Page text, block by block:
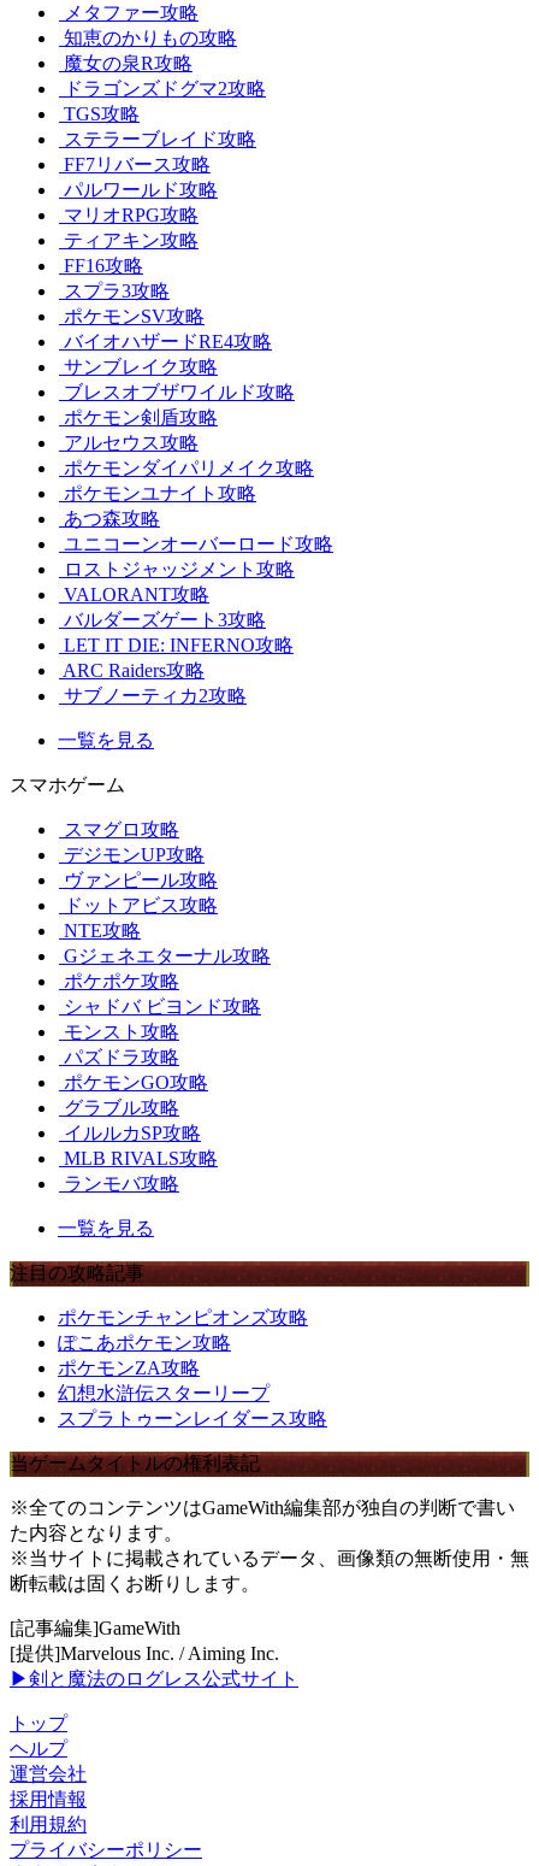
メタファー攻略
知恵のかりもの攻略
魔女の泉R攻略
ドラゴンズドグマ2攻略
TGS攻略
ステラーブレイド攻略
FF7リバース攻略
パルワールド攻略
マリオRPG攻略
ティアキン攻略
FF16攻略
スプラ3攻略
ポケモンSV攻略
バイオハザードRE4攻略
サンブレイク攻略
ブレスオブザワイルド攻略
ポケモン剣盾攻略
アルセウス攻略
ポケモンダイパリメイク攻略
ポケモンユナイト攻略
あつ森攻略
ユニコーンオーバーロード攻略
ロストジャッジメント攻略
VALORANT攻略
バルダーズゲート3攻略
LET IT DIE: INFERNO攻略
ARC Raiders攻略
サブノーティカ2攻略
一覧を見る
スマホゲーム
スマグロ攻略
デジモンUP攻略
ヴァンピール攻略
ドットアビス攻略
NTE攻略
Gジェネエターナル攻略
ポケポケ攻略
シャドバ ビヨンド攻略
モンスト攻略
パズドラ攻略
ポケモンGO攻略
グラブル攻略
イルルカSP攻略
MLB RIVALS攻略
ランモバ攻略
一覧を見る
注目の攻略記事
ポケモンチャンピオンズ攻略
ぽこあポケモン攻略
ポケモンZA攻略
幻想水滸伝スターリープ
スプラトゥーンレイダース攻略
当ゲームタイトルの権利表記
※全てのコンテンツはGameWith編集部が独自の判断で書い
た内容となります。
※当サイトに掲載されているデータ、画像類の無断使用・無
断転載は固くお断りします。
[記事編集]GameWith
[提供]Marvelous Inc. / Aiming Inc.
▶剣と魔法のログレス公式サイト
トップ
ヘルプ
運営会社
採用情報
利用規約
プライバシーポリシー